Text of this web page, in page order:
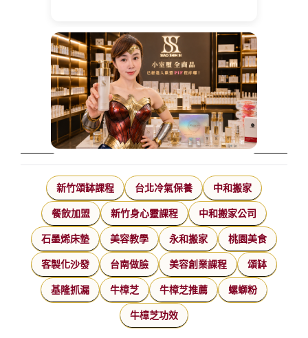
新竹頌缽課程 台北冷氣保養 中和搬家
餐飲加盟 新竹身心靈課程 中和搬家公司
石墨烯床墊 美容教學 永和搬家 桃園美食
客製化沙發 台南做臉 美容創業課程 頌缽
基隆抓漏 牛樟芝 牛樟芝推薦 螺螄粉
牛樟芝功效